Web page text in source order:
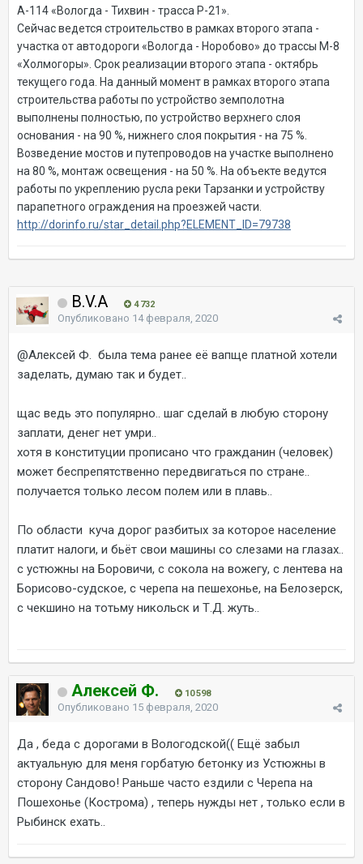
А-114 «Вологда - Тихвин - трасса Р-21».
Сейчас ведется строительство в рамках второго этапа -
участка от автодороги «Вологда - Норобово» до трассы М-8
«Холмогоры». Срок реализации второго этапа - октябрь
текущего года. На данный момент в рамках второго этапа
строительства работы по устройство земполотна
выполнены полностью, по устройство верхнего слоя
основания - на 90 %, нижнего слоя покрытия - на 75 %.
Возведение мостов и путепроводов на участке выполнено
на 80 %, монтаж освещения - на 50 %. На объекте ведутся
работы по укреплению русла реки Тарзанки и устройству
парапетного ограждения на проезжей части.
http://dorinfo.ru/star_detail.php?ELEMENT_ID=79738
B.V.A 4 732
Опубликовано 14 февраля, 2020
@Алексей Ф. была тема ранее её вапще платной хотели
заделать, думаю так и будет..
щас ведь это популярно.. шаг сделай в любую сторону
заплати, денег нет умри..
хотя в конституции прописано что гражданин (человек)
может беспрепятственно передвигаться по стране..
получается только лесом полем или в плавь..
По области куча дорог разбитых за которое население
платит налоги, и бьёт свои машины со слезами на глазах..
с устюжны на Боровичи, с сокола на вожегу, с лентева на
Борисово-судское, с черепа на пешехонье, на Белозерск,
с чекшино на тотьму никольск и Т.Д. жуть..
Алексей Ф. 10 598
Опубликовано 15 февраля, 2020
Да , беда с дорогами в Вологодской(( Ещё забыл
актуальную для меня горбатую бетонку из Устюжны в
сторону Сандово! Раньше часто ездили с Черепа на
Пошехонье (Кострома) , теперь нужды нет , только если в
Рыбинск ехать..